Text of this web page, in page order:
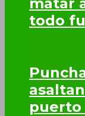
todo
puerto